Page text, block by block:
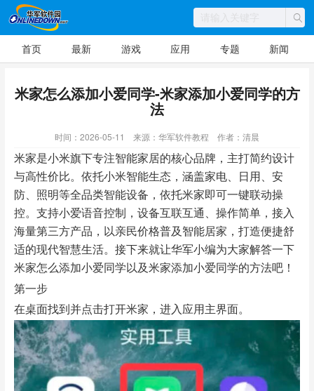
首页 最新 游戏 应用 专题 新闻
米家怎么添加小爱同学-米家添加小爱同学的方
法
时间：2026-05-11 来源：华军软件教程 作者：清晨
米家是小米旗下专注智能家居的核心品牌，主打简约设计
与高性价比。依托小米智能生态，涵盖家电、日用、安
防、照明等全品类智能设备，依托米家即可一键联动操
控。支持小爱语音控制，设备互联互通、操作简单，接入
海量第三方产品，以亲民价格普及智能居家，打造便捷舒
适的现代智慧生活。接下来就让华军小编为大家解答一下
米家怎么添加小爱同学以及米家添加小爱同学的方法吧！
第一步
在桌面找到并点击打开米家，进入应用主界面。